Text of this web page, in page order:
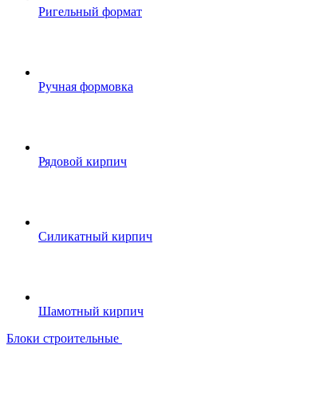
Ригельный формат
Ручная формовка
Рядовой кирпич
Силикатный кирпич
Шамотный кирпич
Блоки строительные